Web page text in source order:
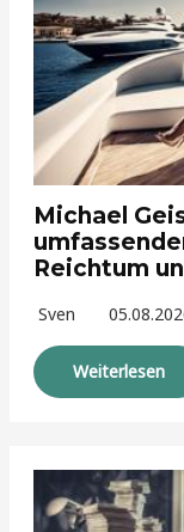
Michael
Reichtum
Sven
Weiterlesen